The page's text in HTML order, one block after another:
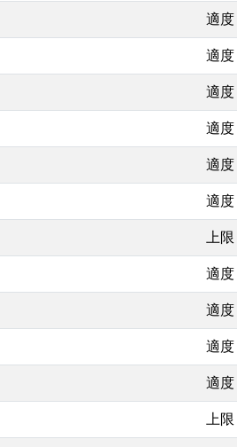
適度
適度
適度
適度
適度
適度
上限
適度
適度
適度
適度
上限